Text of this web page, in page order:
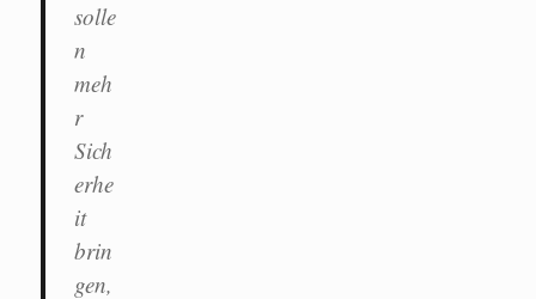
solle
n
meh
r
Sich
erhe
it
brin
gen,